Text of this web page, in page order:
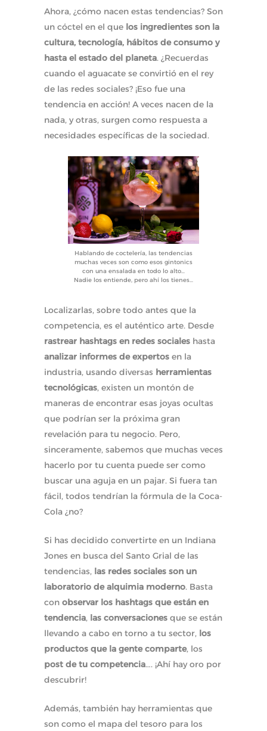
Ahora, ¿cómo nacen estas tendencias? Son
un cóctel en el que los ingredientes son la
cultura, tecnología, hábitos de consumo y
hasta el estado del planeta. ¿Recuerdas
cuando el aguacate se convirtió en el rey
de las redes sociales? ¡Eso fue una
tendencia en acción! A veces nacen de la
nada, y otras, surgen como respuesta a
necesidades específicas de la sociedad.
Hablando de coctelería, las tendencias
muchas veces son como esos gintonics
con una ensalada en todo lo alto…
Nadie los entiende, pero ahí los tienes…
Localizarlas, sobre todo antes que la
competencia, es el auténtico arte. Desde
rastrear hashtags en redes sociales hasta
analizar informes de expertos en la
industria, usando diversas herramientas
tecnológicas, existen un montón de
maneras de encontrar esas joyas ocultas
que podrían ser la próxima gran
revelación para tu negocio. Pero,
sinceramente, sabemos que muchas veces
hacerlo por tu cuenta puede ser como
buscar una aguja en un pajar. Si fuera tan
fácil, todos tendrían la fórmula de la Coca-
Cola ¿no?
Si has decidido convertirte en un Indiana
Jones en busca del Santo Grial de las
tendencias, las redes sociales son un
laboratorio de alquimia moderno. Basta
con observar los hashtags que están en
tendencia, las conversaciones que se están
llevando a cabo en torno a tu sector, los
productos que la gente comparte, los
post de tu competencia…. ¡Ahí hay oro por
descubrir!
Además, también hay herramientas que
son como el mapa del tesoro para los